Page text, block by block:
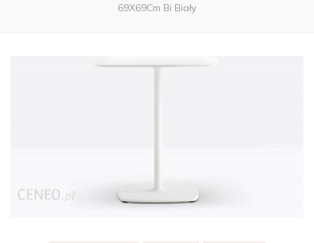
69X69Cm Bi Biały